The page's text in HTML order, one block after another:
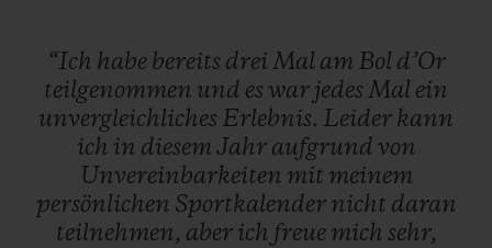
“Ich habe bereits drei Mal am Bol d’Or
teilgenommen und eswar jedesMal ein
unvergleichliches Erlebnis. Leider kann
ich in diesem Jahr aufgrund von
Unvereinbarkeiten mit meinem
persönlichen Sportkalender nicht daran
teilnehmen, aber ich freue mich sehr,